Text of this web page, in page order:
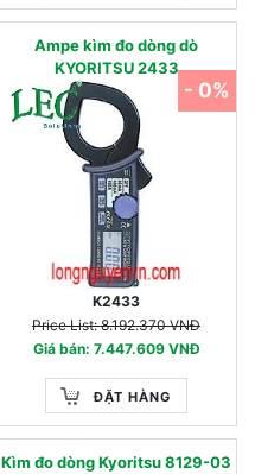
Ampe kìm đo dòng dò
KYORITSU 2433
K2433
Price List: 8.192.370 VNĐ
Giá bán: 7.447.609 VNĐ
ĐẶT HÀNG
- 0%
Kìm đo dòng Kyoritsu 8129-03